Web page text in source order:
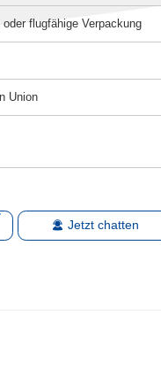
flugfähige Verpackung
Union
Jetzt chatten